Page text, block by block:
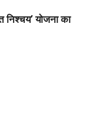
निश्चय’ योजना का